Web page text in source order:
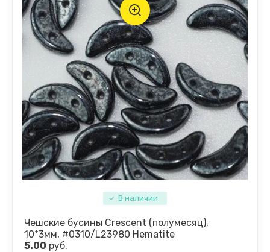
В наличии
Чешские бусины Crescent (полумесяц),
10*3мм, #0310/L23980 Hematite
5.00 руб.